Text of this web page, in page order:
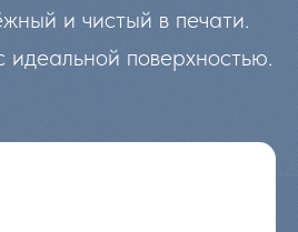
и чистый в печати.
идеальной поверхностью.